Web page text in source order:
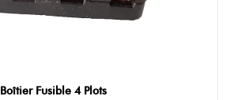
Boîtier Fusible 4 Plots